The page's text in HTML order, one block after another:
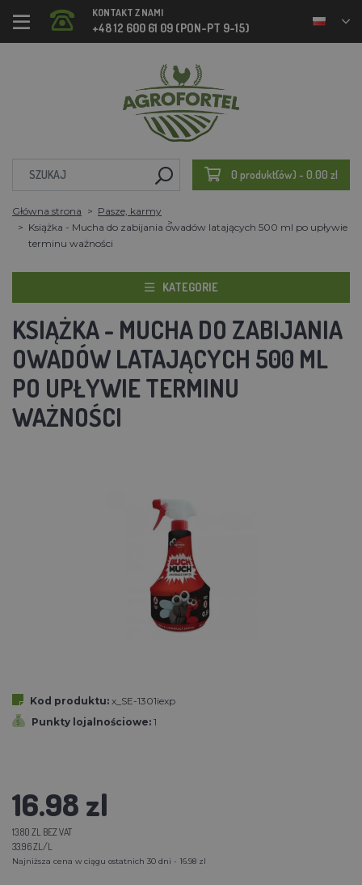
KONTAKT Z NAMI
+48 12 600 61 09 (PON-PT 9-15)
0 produkt(ów) - 0.00 zl
Główna strona
Pasze, karmy
Książka - Mucha do zabijania owadów latających 500 ml po upływie
terminu ważności
KATEGORIE
KSIĄŻKA - MUCHA DO ZABIJANIA
OWADÓW LATAJĄCYCH 500 ML
PO UPŁYWIE TERMINU
WAŻNOŚCI
Kod produktu: x_SE-1301iexp
Punkty lojalnościowe: 1
16.98 zl
13.80 ZL BEZ VAT
33.96 ZL/L
Najniższa cena w ciągu ostatnich 30 dni - 16.98 zl